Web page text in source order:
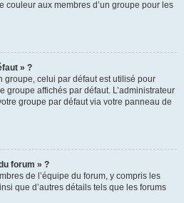
couleur aux membres d’un groupe pour les
» ?
groupe, celui par défaut est utilisé pour
groupe affichés par défaut. L’administrateur
groupe par défaut via votre panneau de
forum » ?
de l’équipe du forum, y compris les
que d’autres détails tels que les forums